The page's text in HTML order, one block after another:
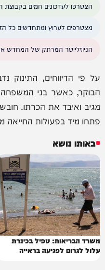
הצטרפו לעדכונים חמים
מצטרפים לערוץ ומתחדשים כל
הניוזלייטר המרתק של המחדש
על פי הדיווחים, התינוק
הבוקר, כאשר בני המשפחה
מגיב ואיבד את הכרתו.
פתחו מיד בפעולות החייאה
באותו נושא
משרד הבריאות: טפיל בכינרת
עלול לגרום לפגיעה בראייה